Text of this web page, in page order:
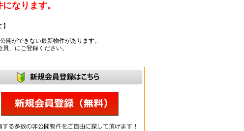
なります。
開ができない最新物件があります。
」にご登録ください。